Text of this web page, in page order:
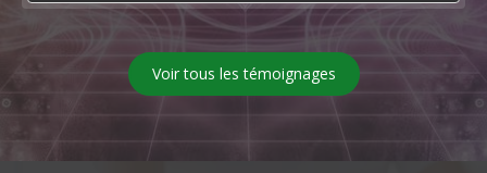
Voir tous les témoignages